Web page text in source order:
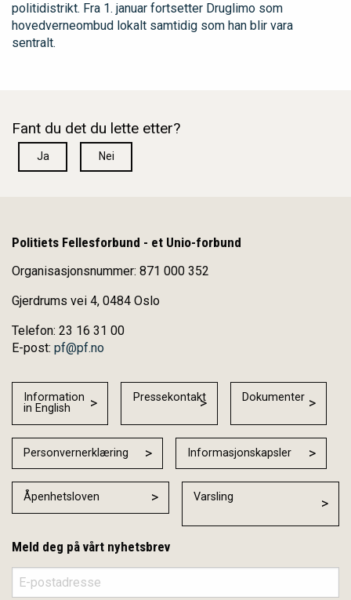
politidistrikt. Fra 1. januar fortsetter Druglimo som
hovedverneombud lokalt samtidig som han blir vara
sentralt.
Fant du det du lette etter?
Ja Nei
Politiets Fellesforbund - et Unio-forbund
Organisasjonsnummer: 871 000 352
Gjerdrums vei 4, 0484 Oslo
Telefon: 23 16 31 00
E-post: pf@pf.no
Information
in English
Pressekontakt Dokumenter
Personvernerklæring Informasjonskapsler
Åpenhetsloven Varsling
Meld deg på vårt nyhetsbrev